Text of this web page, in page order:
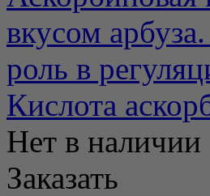
вкусом
роль в
Кислота
Нет в наличии
Заказать